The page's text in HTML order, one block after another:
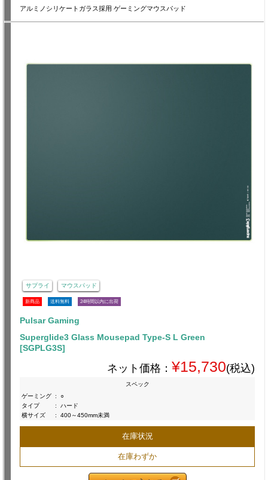
アルミノシリケートガラス採用 ゲーミングマウスパッド
サプライ マウスパッド
新商品 送料無料 24時間以内に出荷
Pulsar Gaming
Superglide3 Glass Mousepad Type-S L Green
[SGPLG3S]
ネット価格： ¥15,730(税込)
スペック
ゲーミング :
○
タイプ
:
ハード
横サイズ
: 400～450mm未満
在庫状況
在庫わずか